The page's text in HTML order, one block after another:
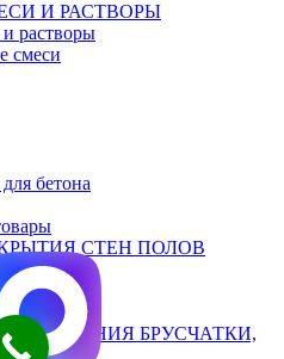
И РАСТВОРЫ
растворы
смеси
бетона
СТЕН ПОЛОВ
МОЩЕНИЯ БРУСЧАТКИ,